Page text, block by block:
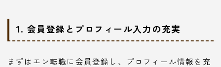
1. 会員登録とプロフィール入力の充実
まずはエン転職に会員登録し、プロフィール情報を充